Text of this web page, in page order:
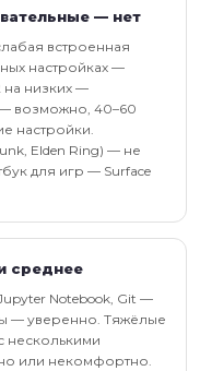
— нет
встроенная
настройках —
на низких —
возможно, 40–60
настройки.
Elden Ring) — не
для игр — Surface
среднее
Notebook, Git —
— уверенно. Тяжёлые
несколькими
или некомфортно.